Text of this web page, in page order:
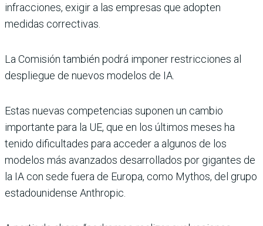
infracciones, exigir a las empresas que adopten
medidas correctivas.
La Comisión también podrá imponer restricciones al
despliegue de nuevos modelos de IA.
Estas nuevas competencias suponen un cambio
importante para la UE, que en los últimos meses ha
tenido dificultades para acceder a algunos de los
modelos más avanzados desarrollados por gigantes de
la IA con sede fuera de Europa, como Mythos, del grupo
estadounidense Anthropic.